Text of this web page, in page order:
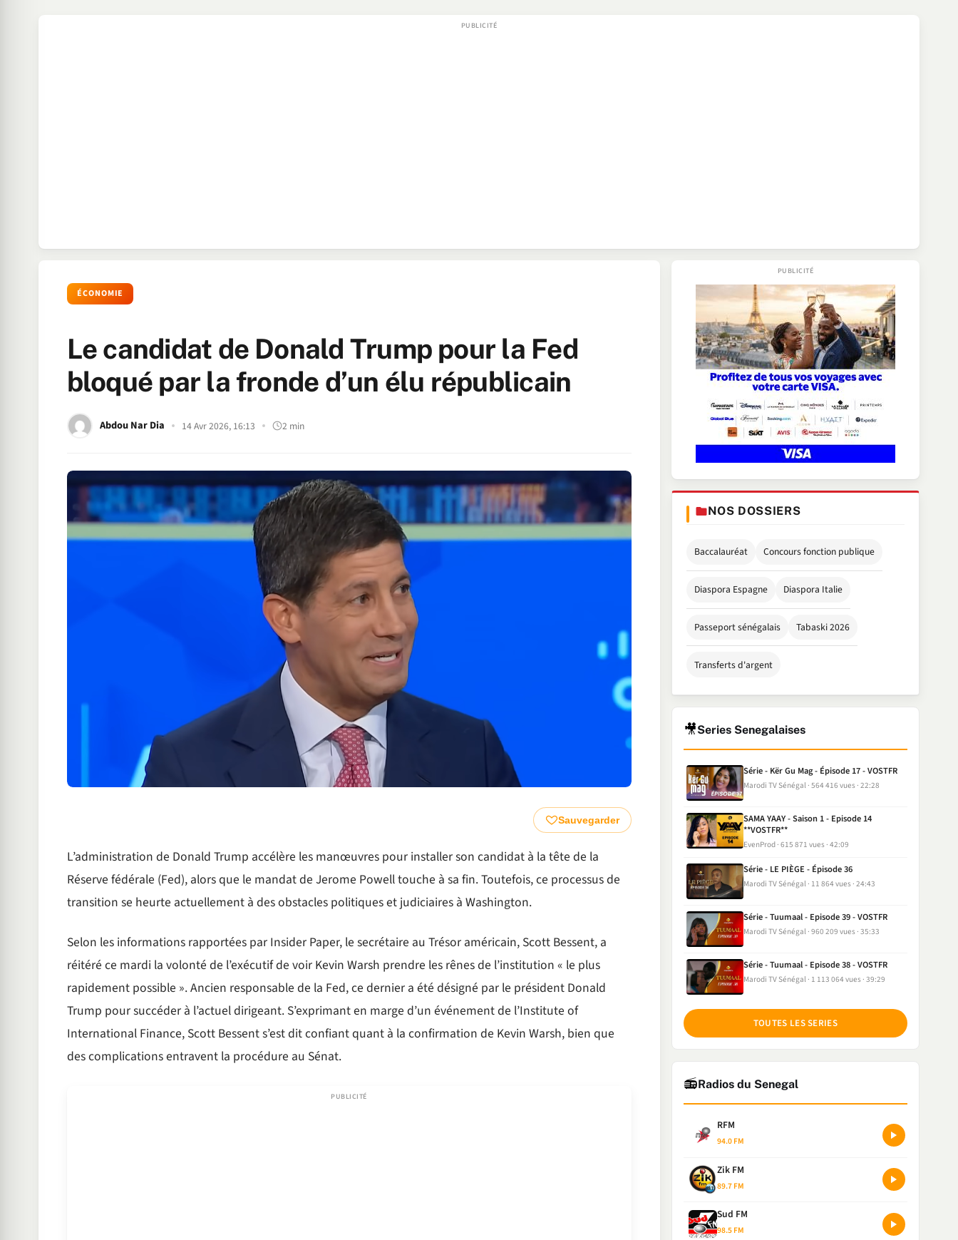
ÉCONOMIE
Le candidat de Donald Trump pour la Fed
bloqué par la fronde d’un élu républicain
Abdou Nar Dia 14 Avr 2026, 16:13 2 min
Sauvegarder
L’administration de Donald Trump accélère les manœuvres pour installer son candidat à la tête de la
Réserve fédérale (Fed), alors que le mandat de Jerome Powell touche à sa fin. Toutefois, ce processus de
transition se heurte actuellement à des obstacles politiques et judiciaires à Washington.
Selon les informations rapportées par Insider Paper, le secrétaire au Trésor américain, Scott Bessent, a
réitéré ce mardi la volonté de l’exécutif de voir Kevin Warsh prendre les rênes de l’institution « le plus
rapidement possible ». Ancien responsable de la Fed, ce dernier a été désigné par le président Donald
Trump pour succéder à l’actuel dirigeant. S’exprimant en marge d’un événement de l’Institute of
International Finance, Scott Bessent s’est dit confiant quant à la confirmation de Kevin Warsh, bien que
des complications entravent la procédure au Sénat.
NOS DOSSIERS
Baccalauréat Concours fonction publique
Diaspora Espagne Diaspora Italie
Passeport sénégalais Tabaski 2026
Transferts d'argent
🎥Series Senegalaises
Série - Kër Gu Mag - Épisode 17 - VOSTFR
Marodi TV Sénégal 564 416 vues 22:28
SAMA YAAY - Saison 1 - Episode 14
**VOSTFR**
EvenProd 615 871 vues 42:09
Série - LE PIÈGE - Épisode 36
Marodi TV Sénégal 11 864 vues 24:43
Série - Tuumaal - Episode 39 - VOSTFR
Marodi TV Sénégal 960 209 vues 35:33
Série - Tuumaal - Episode 38 - VOSTFR
Marodi TV Sénégal 1 113 064 vues 39:29
TOUTES LES SERIES
📻Radios du Senegal
RFM
94.0 FM
Zik FM
89.7 FM
Sud FM
98.5 FM